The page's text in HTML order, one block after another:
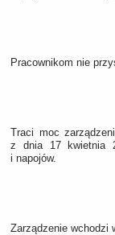
Pracownikom nie
Traci moc
z dnia 17 kwietnia
i napojów.
Zarządzenie wchodzi